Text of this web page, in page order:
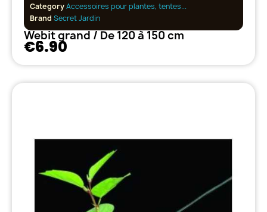
CategoryAccessoires pour plantes, tentes...
Brand Secret Jardin
Webit grand / De 120 à 150 cm
€6.90